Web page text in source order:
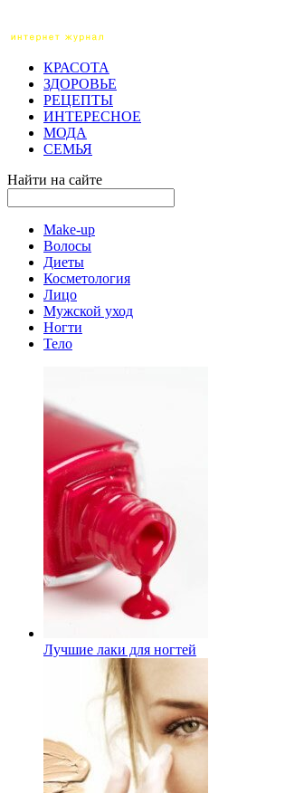
КРАСОТА
ЗДОРОВЬЕ
РЕЦЕПТЫ
ИНТЕРЕСНОЕ
МОДА
СЕМЬЯ
Найти на сайте
Make-up
Волосы
Диеты
Косметология
Лицо
Мужской уход
Ногти
Тело
Лучшие лаки для ногтей